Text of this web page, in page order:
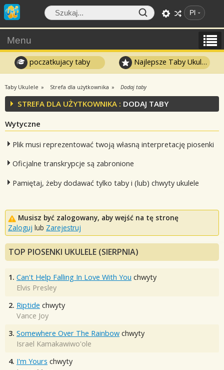
Pl
Menu
poczatkujacy taby Najlepsze Taby Ukulele
Taby Ukulele Strefa dla użytkownika Dodaj taby
STREFA DLA UŻYTKOWNIKA : DODAJ TABY
Wytyczne
Plik musi reprezentować twoją własną interpretację piosenki
Oficjalne transkrypcje są zabronione
Pamiętaj, żeby dodawać tylko taby i (lub) chwyty ukulele
Musisz być zalogowany, aby wejść na tę stronę
Zaloguj lub Zarejestruj
TOP PIOSENKI UKULELE (SIERPNIA)
1. Can't Help Falling In Love With You chwyty
Elvis Presley
2. Riptide chwyty
Vance Joy
3. Somewhere Over The Rainbow chwyty
Israel Kamakawiwo'ole
4. I'm Yours chwyty